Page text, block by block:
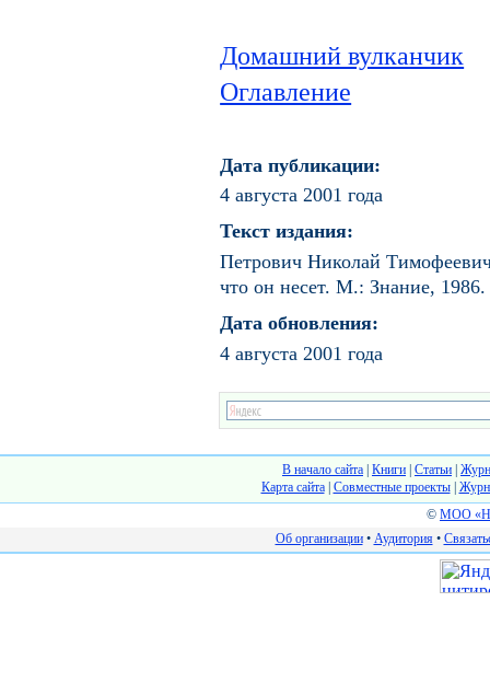
Домашний вулканчик
Оглавление
Дата публикации:
4 августа 2001 года
Текст издания:
Петрович Николай
что он несет. М.: Знание, 1986.
Дата обновления:
4 августа 2001 года
В начало сайта Книги Статьи
Карта сайта| Cовместные проекты|
© МОО
Об организации• Аудитория•